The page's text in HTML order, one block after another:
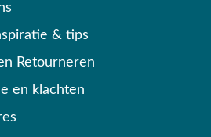
& tips
Retourneren
en klachten